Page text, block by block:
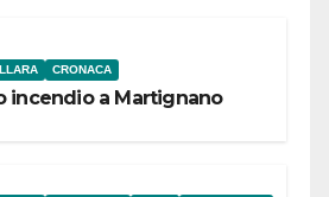
CRONACA
incendio a Martignano